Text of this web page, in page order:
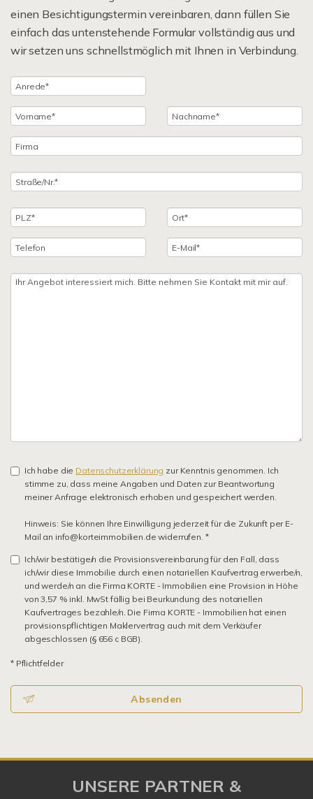
einen Besichtigungstermin vereinbaren, dann füllen Sie
einfach das untenstehende Formular vollständig aus und
wir setzen uns schnellstmöglich mit Ihnen in Verbindung.
Ich habe die Datenschutzerklärung zur Kenntnis genommen. Ich
stimme zu, dass meine Angaben und Daten zur Beantwortung
meiner Anfrage elektronisch erhoben und gespeichert werden.
Hinweis: Sie können Ihre Einwilligung jederzeit für die Zukunft per E-
Mail an info@korteimmobilien.de widerrufen. *
Ich/wir bestätige/n die Provisionsvereinbarung für den Fall, dass
ich/wir diese Immobilie durch einen notariellen Kaufvertrag erwerbe/n,
und werde/n an die Firma KORTE - Immobilien eine Provision in Höhe
von 3,57 % inkl. MwSt fällig bei Beurkundung des notariellen
Kaufvertrages bezahle/n. Die Firma KORTE - Immobilien hat einen
provisionspflichtigen Maklervertrag auch mit dem Verkäufer
abgeschlossen (§ 656 c BGB).
* Pflichtfelder
Absenden
UNSERE PARTNER &